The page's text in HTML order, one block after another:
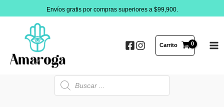
al
Envíos gratis por compras superiores a $99,900.
Carrito
Búsqueda
productos